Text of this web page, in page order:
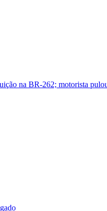
na BR-262; motorista